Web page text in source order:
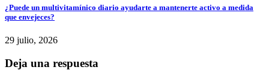
¿Puede un multivitamínico diario ayudarte a mantenerte activo a medida
que envejeces?
29 julio, 2026
Deja una respuesta